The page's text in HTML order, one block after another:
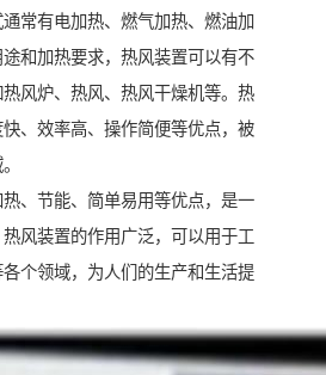
常有电加热、燃气加热、燃油加
和加热要求，热风装置可以有不
风炉、热风、热风干燥机等。热
、效率高、操作简便等优点，被
、节能、简单易用等优点，是一
风装置的作用广泛，可以用于工
个领域，为人们的生产和生活提